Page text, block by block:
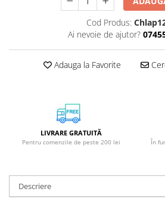
GreenPoint Trade (3 produse)
H3D - O'TOM(2 produse)
Hegron Cosmetics BV (5 produse)
Laboratoarele Remedia (98
produse)
Laboratoire Francodex (15
Landgarten GMBH & CO.KG. (13
produse)
Protectie Anti-Insecte
Sapun Natural Handmade
Servetele Umede/Hartie Igienica
Uleiuri Esentiale
Cod Produs:
Ai nevoie de ajutor?
Adauga la Favorite
LIVRARE GRATUITĂ
Pentru comenzile de peste 200 lei În
Descriere